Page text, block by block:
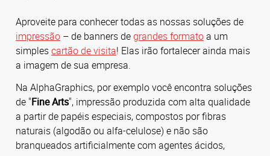
Aproveite para conhecer todas as nossas soluções de
impressão – de banners degrandes formatoa um
simplescartão de visita! Elas irão fortalecer ainda mais
a imagem de sua empresa.
Na AlphaGraphics, por exemplo você encontra soluções
de "Fine Arts", impressão produzida com alta qualidade
a partir de papéis especiais, compostos por fibras
naturais (algodão ou alfa-celulose) e não são
branqueados artificialmente com agentes ácidos,